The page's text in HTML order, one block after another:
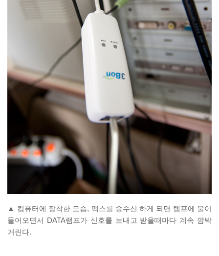
▲ 컴퓨터에 장착한 모습, 팩스를 송수신 하게 되면 램프에 불이
들어오면서 DATA램프가 신호를 보내고 받을때마다 계속 깜박
거린다.